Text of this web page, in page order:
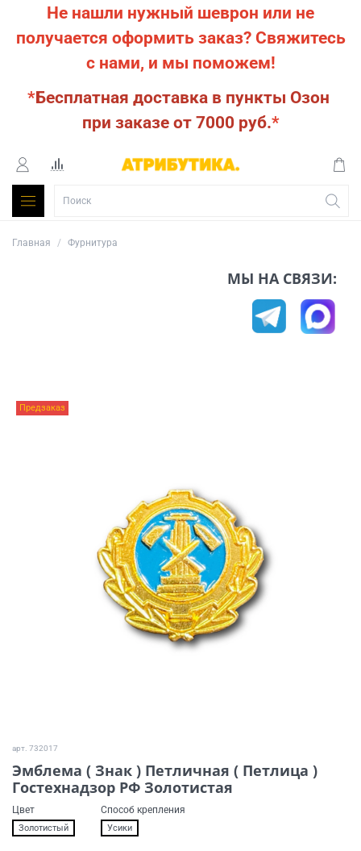
Не нашли нужный шеврон или не
получается оформить заказ? Свяжитесь
с нами, и мы поможем!
*Бесплатная доставка в пункты Озон
при заказе от 7000 руб.*
Главная Фурнитура
МЫ НА СВЯЗИ:
Предзаказ
арт. 732017
Эмблема ( Знак ) Петличная ( Петлица )
Гостехнадзор РФ Золотистая
Цвет
Золотистый
Способ крепления
Усики